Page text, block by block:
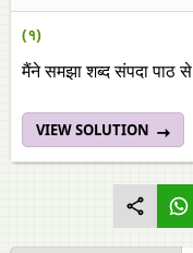
(१)
मैंने समझा शब्द संपदा पाठ से
VIEW SOLUTION